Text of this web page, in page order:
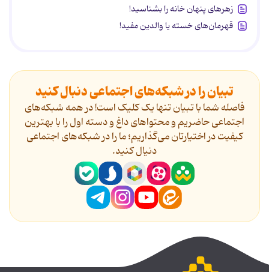
زهرهای پنهان خانه را بشناسید!
قهرمان‌های خسته یا والدین مفید!
تبیان را در شبکه‌های اجتماعی دنبال کنید
فاصله شما با تبیان تنها یک کلیک است! در همه شبکه‌های
اجتماعی حاضریم و محتواهای داغ و دسته اول را با بهترین
کیفیت در اختیارتان می‌گذاریم؛ ما را در شبکه‌های اجتماعی
دنیال کنید.